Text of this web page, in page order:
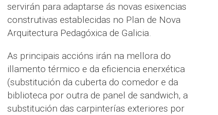
servirán para adaptarse ás novas esixencias
construtivas establecidas no Plan de Nova
Arquitectura Pedagóxica de Galicia.
As principais accións irán na mellora do
illamento térmico e da eficiencia enerxética
(substitución da cuberta do comedor e da
biblioteca por outra de panel de sandwich, a
substitución das carpinterías exteriores por